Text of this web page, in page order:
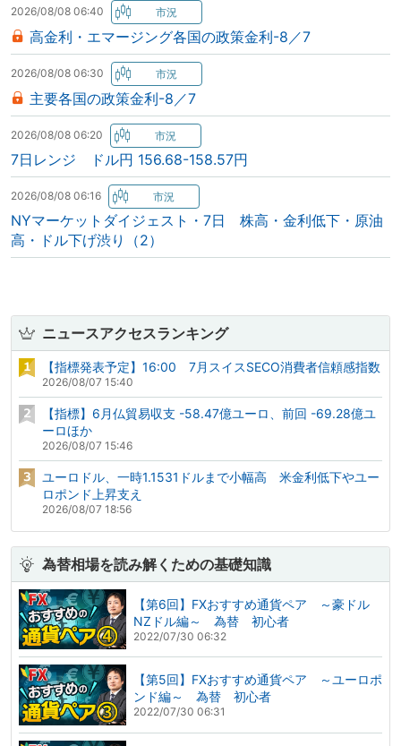
2026/08/08 06:40
高金利・エマージング各国の政策金利-8／7
2026/08/08 06:30
主要各国の政策金利-8／7
2026/08/08 06:20
7日レンジ ドル円 156.68-158.57円
2026/08/08 06:16
NYマーケットダイジェスト・7日 株高・金利低下・原油
高・ドル下げ渋り（2）
ニュースアクセスランキング
【指標発表予定】16:00 7月スイスSECO消費者信頼感指数
2026/08/07 15:40
【指標】6月仏貿易収支 -58.47億ユーロ、前回 -69.28億ユ
ーロほか
2026/08/07 15:46
ユーロドル、一時1.1531ドルまで小幅高 米金利低下やユー
ロポンド上昇支え
2026/08/07 18:56
為替相場を読み解くための基礎知識
【第6回】FXおすすめ通貨ペア ～豪ドル
NZドル編～ 為替 初心者
2022/07/30 06:32
【第5回】FXおすすめ通貨ペア ～ユーロポ
ンド編～ 為替 初心者
2022/07/30 06:31